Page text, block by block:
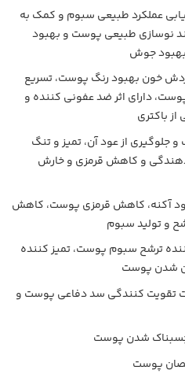
عملکرد طبیعی سبوم و کمک به
نوسازی طبیعی پوست و بهبود
جوش
خون بهبود رنگ پوست، تسریع
دارای اثر ضد عفونی کننده و
باکتری
جلوگیری از عود آن، تمیز و تنگ
دهندگی و کاهش قرمزی و خارش
آکنه، کاهش قرمزی پوست، کاهش
و تولید سبوم
ترشح سبوم پوست، تمیز کننده
شدن پوست
تقویت کنندگی سد دفاعی پوست و
شدن پوست
پوست